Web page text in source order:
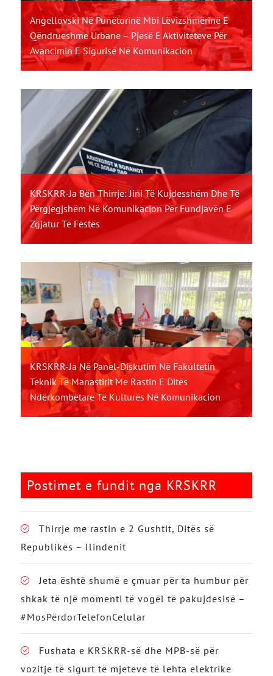
Angellovski Në Punëtorinë Mbi Lëvizshmërinë E
Qëndrueshme Urbane – Pjesë E Aktiviteteve Për
Avancimin E Sigurisë Në Komunikacion
KRSKRR-Ja Bën Thirrje: Jini Të Kujdesshëm Dhe Të
Përgjegjshëm Në Komunikacion Për Fundjavën E
Zgjatur Të Festës
KRSKRR-Ja Në Panel-Diskutim Në Fakultetin
Teknik Të Manastirit Me Rastin E Ditës
Ndërkombëtare Të Kulturës Në Komunikacion
Postimet e fundit nga KRSKRR
Thirrje me rastin e 2 Gushtit, Ditës së
Republikës – Ilindenit
Jeta është shumë e çmuar për ta humbur për
shkak të një momenti të vogël të pakujdesisë –
#MosPërdorTelefonCelular
Fushata e KRSKRR-së dhe MPB-së për
vozitje të sigurt të mjeteve të lehta elektrike